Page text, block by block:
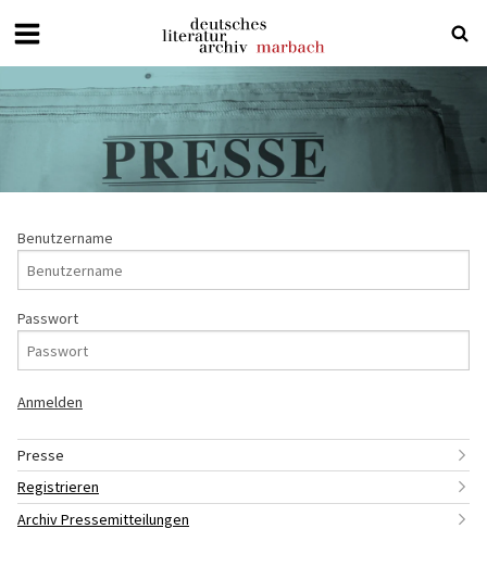
Deutsches
Literaturarchiv
Marbach
Benutzername
Passwort
Presse
Registrieren
Archiv Pressemitteilungen